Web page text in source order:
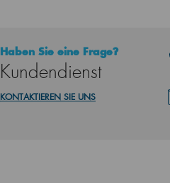
Haben Sie eine Frage?
Kundendienst
KONTAKTIEREN SIE UNS